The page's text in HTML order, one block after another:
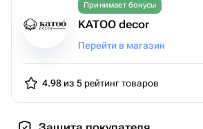
Принимает бонусы
KATOO decor
Перейти в магазин
4.98 из 5 рейтинг товаров